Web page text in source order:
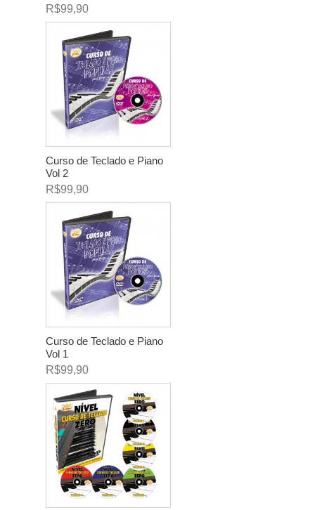
R$99,90
Curso de Teclado e Piano
Vol 2
R$99,90
Curso de Teclado e Piano
Vol 1
R$99,90